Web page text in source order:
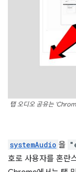
탭 오디오 공유는
systemAudio 을
호로 사용자를 혼란